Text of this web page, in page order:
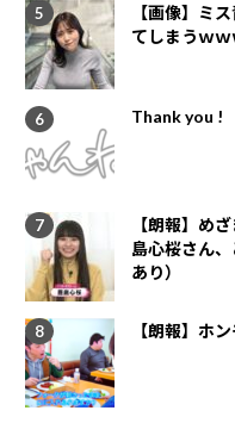
【画像】ミ
てしまうｗ
Thank you !
【朗報】め
島心桜さん
あり）
【朗報】ホ